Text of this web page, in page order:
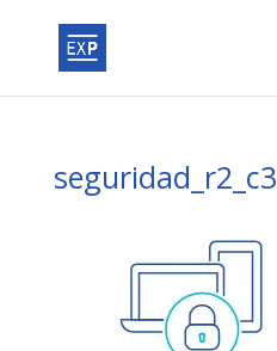
seguridad_r2_c3